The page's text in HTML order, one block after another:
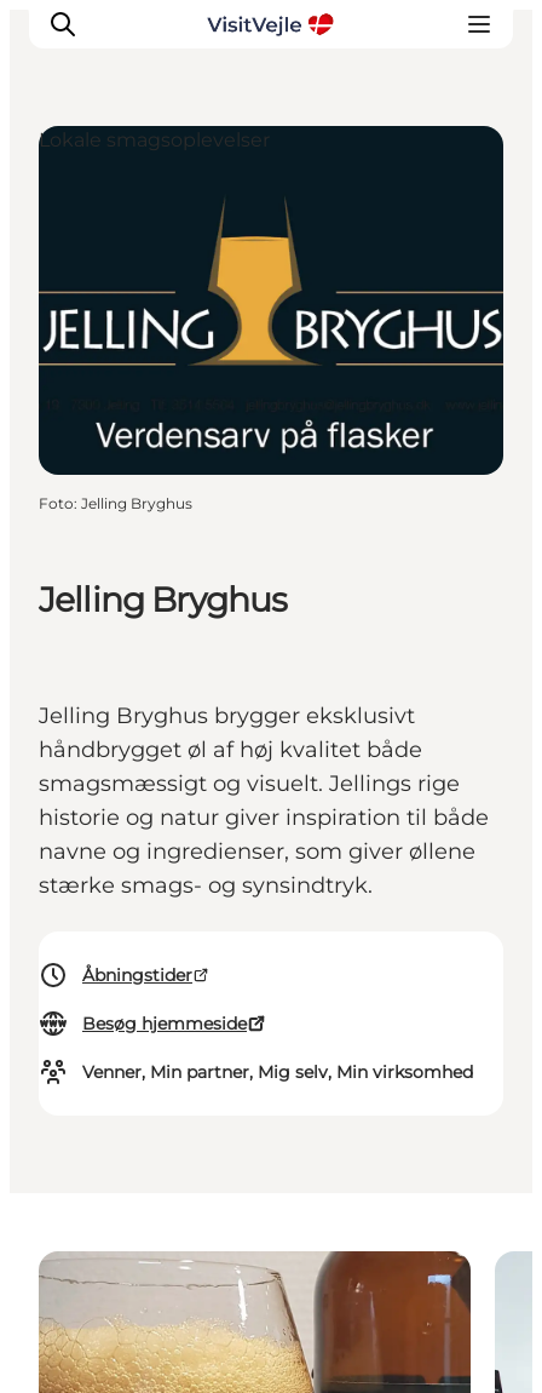
Planlæg dit besøg
Inspiration
Jelling Bryghus
Jelling Bryghus brygger eksklusivt
håndbrygget øl af høj kvalitet både
smagsmæssigt og visuelt. Jellings rige
historie og natur giver inspiration til både
navne og ingredienser, som giver øllene
stærke smags- og synsindtryk.
Åbningstider
Besøg hjemmeside
Venner, Min partner, Mig selv, Min virksomhed
Lokale smagsoplevelser
Foto: Jelling Bryghus